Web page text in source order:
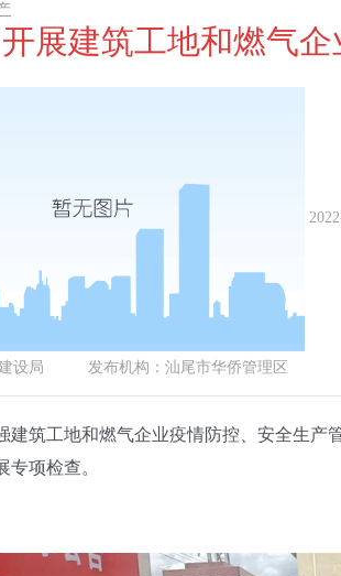
开展建筑工地和燃气
设局 发布机构： 汕尾市华侨管理区
工地和燃气企业疫情防控、安全生产
专项检查。